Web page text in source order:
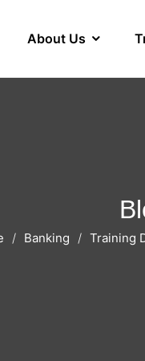
About Us
Banking Training